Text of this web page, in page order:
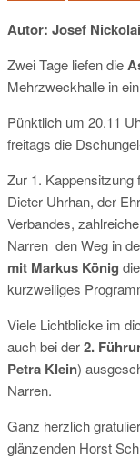
Autor: Josef Nickolai
Zwei Tage liefen die
Mehrzweckhalle in
Pünktlich um 20.11
freitags die
Zur 1. Kappensitzung
Dieter Uhrhan, der
Verbandes,
Narren den Weg in
mit Markus König
kurzweiliges
Viele Lichtblicke im
auch bei der2.
Petra Klein)
Narren.
Ganz herzlich
glänzenden Horst